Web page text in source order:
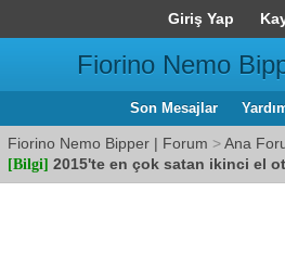
Giriş Yap
Fiorino Nemo
Son Mesajlar
Fiorino Nemo Bipper | Forum >Ana
[Bilgi] 2015'te en çok satan ikinci el